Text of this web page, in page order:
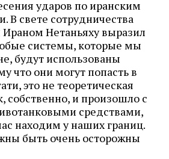
ударов по иранским
В свете сотрудничества
Нетаньяху выразил
системы, которые мы
будут использованы
что они могут попасть в
это не теоретическая
собственно, и произошло с
средствами,
находим у наших границ.
быть очень осторожны